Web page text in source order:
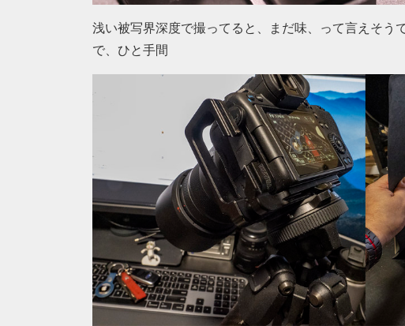
浅い被写界深度で撮ってると、まだ味、って言えそう
で、ひと手間